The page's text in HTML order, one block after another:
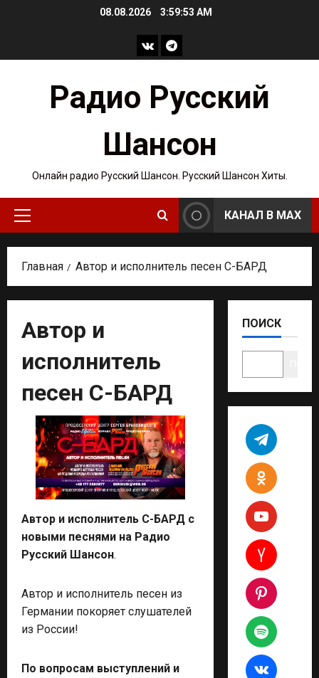
08.08.2026 3:59:54 AM
ВКонтакте
Telegram
Радио Русский
Шансон
Онлайн радио Русский Шансон. Русский Шансон Хиты.
Основное
КАНАЛ В MAX
Главная Автор и исполнитель песен C-БАРД
Автор и
исполнитель
песен C-БАРД
Автор и исполнитель C-БАРД с
новыми песнями на Радио
Русский Шансон.
Автор и исполнитель песен из
Германии покоряет слушателей
из России!
По вопросам выступлений и
ПОИСК